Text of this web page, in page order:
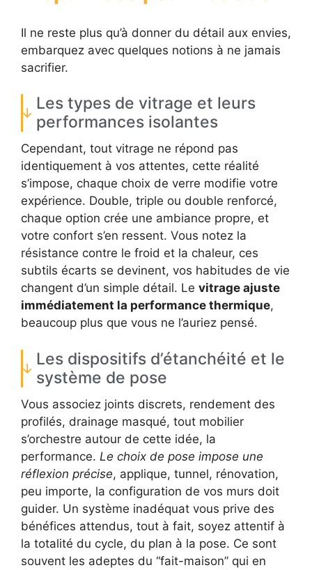
Il ne reste plus qu’à donner du détail aux envies,
embarquez avec quelques notions à ne jamais
sacrifier.
Les types de vitrage et leurs
performances isolantes
Cependant, tout vitrage ne répond pas
identiquement à vos attentes, cette réalité
s’impose, chaque choix de verre modifie votre
expérience. Double, triple ou double renforcé,
chaque option crée une ambiance propre, et
votre confort s’en ressent. Vous notez la
résistance contre le froid et la chaleur, ces
subtils écarts se devinent, vos habitudes de vie
changent d’un simple détail. Le vitrage ajuste
immédiatement la performance thermique,
beaucoup plus que vous ne l’auriez pensé.
Les dispositifs d’étanchéité et le
système de pose
Vous associez joints discrets, rendement des
profilés, drainage masqué, tout mobilier
s’orchestre autour de cette idée, la
performance. Le choix de pose impose une
réflexion précise, applique, tunnel, rénovation,
peu importe, la configuration de vos murs doit
guider. Un système inadéquat vous prive des
bénéfices attendus, tout à fait, soyez attentif à
la totalité du cycle, du plan à la pose. Ce sont
souvent les adeptes du “fait-maison” qui en